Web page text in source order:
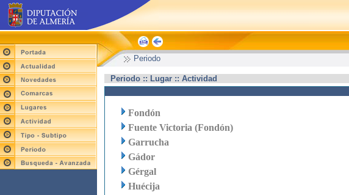
Periodo
Periodo :: Lugar :: Actividad
Fondón
Fuente Victoria (Fondón)
Garrucha
Gádor
Gérgal
Huécija